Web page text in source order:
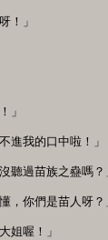
！」
」
我的口中啦！」
過苗族之蠱嗎？
你們是苗人呀？
喔！」